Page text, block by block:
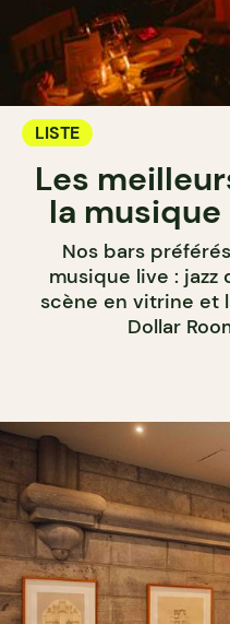
LISTE
Les
la
Nos bars
musique live : jazz
scène en vitrine et
Dollar